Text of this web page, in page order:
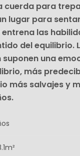
cuerda para
lugar para
las
del equilibrio.
una
más
más salvajes y